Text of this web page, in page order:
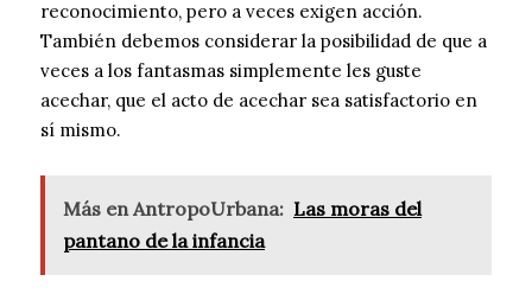
reconocimiento, pero a veces exigen acción.
También debemos considerar la posibilidad de que a
veces a los fantasmas simplemente les guste
acechar, que el acto de acechar sea satisfactorio en
sí mismo.
Más en AntropoUrbana: Las moras del
pantano de la infancia